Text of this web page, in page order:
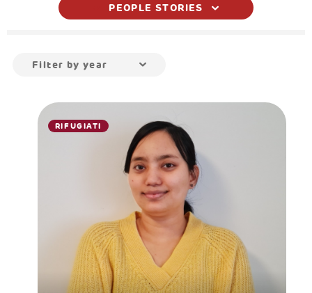
PEOPLE STORIES
Filter by year
RIFUGIATI